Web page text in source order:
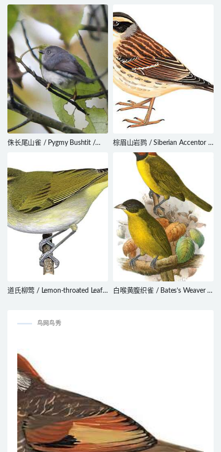
Sunbird / Anthreptes reichenowi
侏长尾山雀 / Pygmy Bushtit /
棕眉山岩鹨 / Siberian Accentor /
Prunella montanella
道氏柳莺 / Lemon-throated Leaf
白喉黄腹织雀 / Bates’s Weaver /
鸟网鸟秀